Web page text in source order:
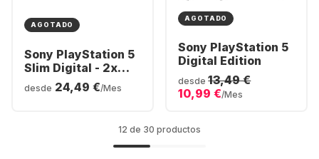
AGOTADO
Sony PlayStation 5
Slim Digital - 2x
DualSense®
Wireless-Controller
desde 24,49 €/Mes
AGOTADO
Sony PlayStation 5
Digital Edition
desde 13,49 €
10,99 €/Mes
12 de 30 productos